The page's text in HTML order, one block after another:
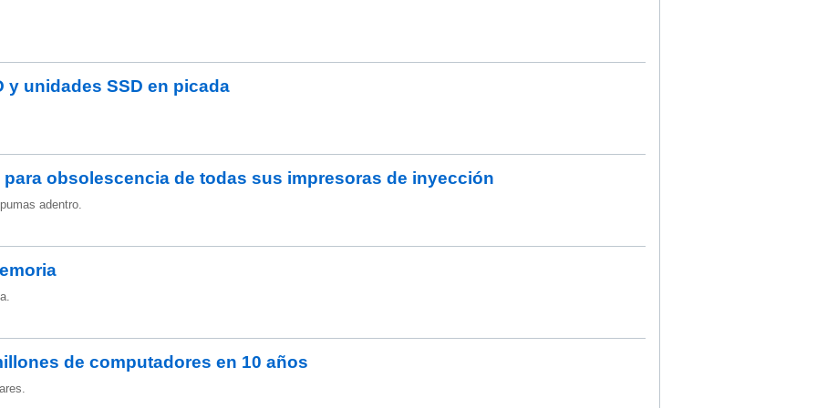
y unidades SSD en picada
obsolescencia de todas sus impresoras de inyección
adentro.
de computadores en 10 años